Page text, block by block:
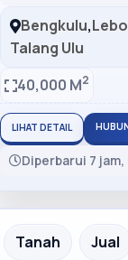
Bengkulu,
Talang Ulu
40,000 M2
LIHAT DETAIL
Diperbarui 7
Tanah Jual